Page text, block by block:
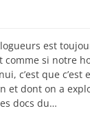
est
si notre
c’est que
et dont on a
docs du…